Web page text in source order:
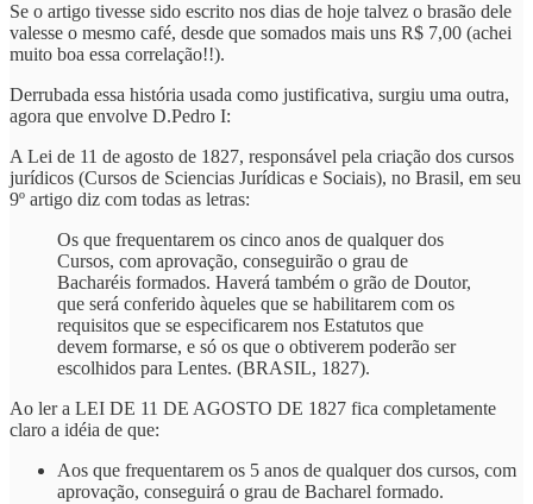
Se o artigo tivesse sido escrito nos dias de hoje talvez o brasão dele
valesse o mesmo café, desde que somados mais uns R$ 7,00 (achei
muito boa essa correlação!!).
Derrubada essa história usada como justificativa, surgiu uma outra,
agora que envolve D.Pedro I:
A Lei de 11 de agosto de 1827, responsável pela criação dos cursos
jurídicos (Cursos de Sciencias Jurídicas e Sociais), no Brasil, em seu
9º artigo diz com todas as letras:
Os que frequentarem os cinco anos de qualquer dos
Cursos, com aprovação, conseguirão o grau de
Bacharéis formados. Haverá também o grão de Doutor,
que será conferido àqueles que se habilitarem com os
requisitos que se especificarem nos Estatutos que
devem formarse, e só os que o obtiverem poderão ser
escolhidos para Lentes. (BRASIL, 1827).
Ao ler a LEI DE 11 DE AGOSTO DE 1827 fica completamente
claro a idéia de que:
Aos que frequentarem os 5 anos de qualquer dos cursos, com
aprovação, conseguirá o grau de Bacharel formado.